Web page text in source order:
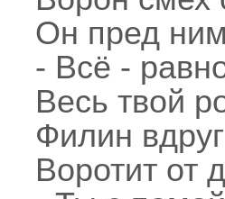
Он пред
- Всё -
Весь твой
Филин
Воротит от